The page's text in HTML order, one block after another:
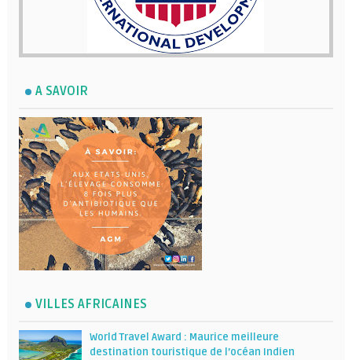
A SAVOIR
VILLES AFRICAINES
World Travel Award : Maurice meilleure
destination touristique de l’océan Indien